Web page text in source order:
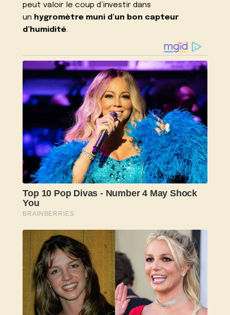
peut valoir le coup d’investir dans
un hygromètre muni d’un bon capteur
d’humidité.